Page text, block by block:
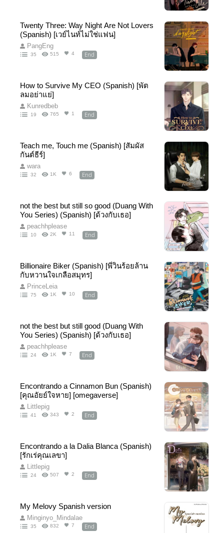
Twenty Three: Way Night Are Not Lovers
(Spanish) [เวย์ไนท์ไม่ใช่แฟน]
PangEng
35 515 4 End
How to Survive My CEO (Spanish) [พัต
ลมอย่าแย่]
Kunredbeb
19 765 1 End
Teach me, Touch me (Spanish) [สัมผัส
กันต์ธีร์]
wara
32 1K 6 End
not the best but still so good (Duang With
You Series) (Spanish) [ด้วงกับเธอ]
peachhplease
10 2K 11 End
Billionaire Biker (Spanish) [พี่วินร้อยล้าน
กับหวานใจเกลือสมุทร]
PrinceLeia
75 1K 10 End
not the best but still good (Duang With
You Series) (Spanish) [ด้วงกับเธอ]
peachhplease
24 1K 7 End
Encontrando a Cinnamon Bun (Spanish)
[คุณอัยย์ใจหาย] [omegaverse]
Littlepig
41 343 2 End
Encontrando a la Dalia Blanca (Spanish)
[รักเร่คุณเลขา]
Littlepig
24 507 2 End
My Melovy Spanish version
Minginyo_Mindalae
35 832 7 End